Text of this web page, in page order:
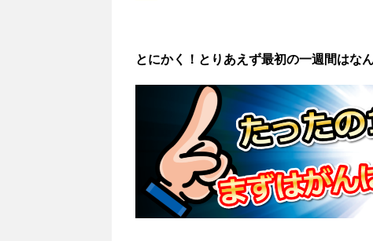
とにかく！とりあえず最初の一週間はな